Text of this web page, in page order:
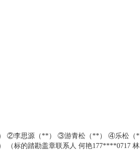
②李思源（**） ③游青松（**） ④乐松（
（标的踏勘盖章联系人 何艳177****0717